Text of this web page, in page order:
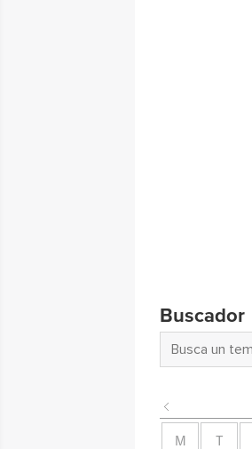
Buscador
M